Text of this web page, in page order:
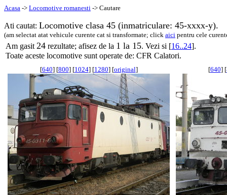
Acasa -> Locomotive romanesti -> Cautare
Ati cautat: Locomotive clasa 45 (inmatriculare: 45-xxxx-y).
(am selectat atat vehicule curente cat si transformate; click aici pentru cele
Am gasit 24 rezultate; afisez de la 1 la 15. Vezi si [16..24].
Toate aceste locomotive sunt operate de: CFR Calatori.
[640] [800] [1024] [1280] [original] [640] [